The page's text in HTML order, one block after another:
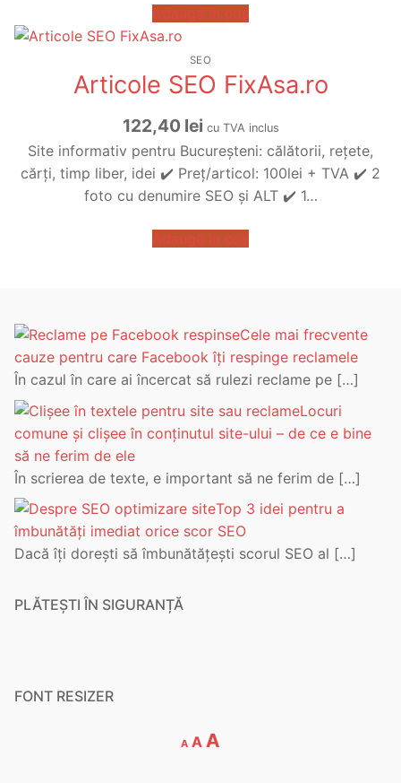
Adaugă în coș
SEO
Articole SEO FixAsa.ro
122,40 lei cu TVA inclus
Site informativ pentru Bucureșteni: călătorii, rețete,
cărți, timp liber, idei ✔️ Preț/articol: 100lei + TVA ✔️ 2
foto cu denumire SEO și ALT ✔️ 1…
Adaugă în coș
Cele mai frecvente
cauze pentru care Facebook îți respinge reclamele
În cazul în care ai încercat să rulezi reclame pe […]
Locuri
comune și clișee în conținutul site-ului – de ce e bine
să ne ferim de ele
În scrierea de texte, e important să ne ferim de […]
Top 3 idei pentru a
îmbunătăți imediat orice scor SEO
Dacă îți dorești să îmbunătățești scorul SEO al […]
PLĂTEȘTI ÎN SIGURANȚĂ
FONT RESIZER
A
Decrease
font
A Reset
A